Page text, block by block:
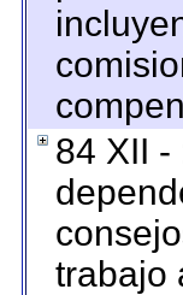
84 XII
trabajo